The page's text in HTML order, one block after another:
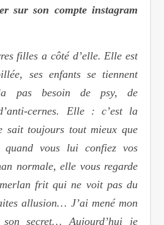
sur son compte instagram
filles a côté d’elle. Elle est
ses enfants se tiennent
pas besoin de psy, de
cernes. Elle : c’est la
sait toujours tout mieux que
vous lui confiez vos
normale, elle vous regarde
frit qui ne voit pas du
allusion… J’ai mené mon
secret… Aujourd’hui je